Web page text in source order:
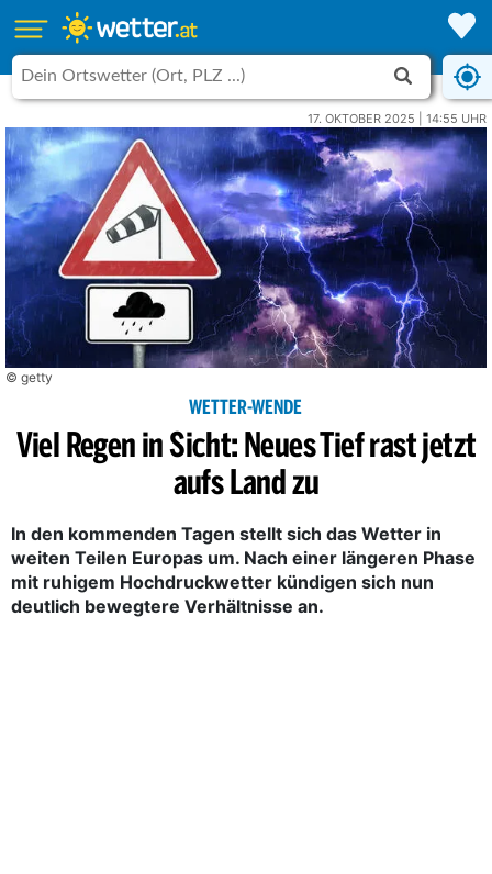
17. OKTOBER 2025 | 14:55 UHR
© getty
WETTER-WENDE
Viel Regen in Sicht: Neues Tief rast jetzt
aufs Land zu
In den kommenden Tagen stellt sich das Wetter in
weiten Teilen Europas um. Nach einer längeren Phase
mit ruhigem Hochdruckwetter kündigen sich nun
deutlich bewegtere Verhältnisse an.